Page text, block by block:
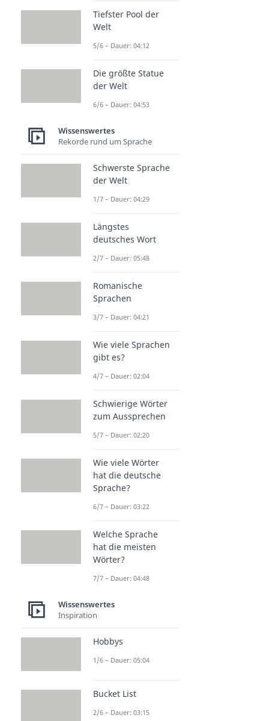
Waldbaden
Dauer: 03:06
Journaling
Tiefster Pool der
Welt
5/6 – Dauer: 04:12
Die größte Statue
der Welt
6/6 – Dauer: 04:53
Wissenswertes
Rekorde rund um Sprache
Schwerste Sprache
der Welt
1/7 – Dauer: 04:29
Längstes
deutsches Wort
2/7 – Dauer: 05:48
Romanische
Sprachen
3/7 – Dauer: 04:21
Wie viele Sprachen
gibt es?
4/7 – Dauer: 02:04
Schwierige Wörter
zum Aussprechen
5/7 – Dauer: 02:20
Wie viele Wörter
hat die deutsche
Sprache?
6/7 – Dauer: 03:22
Welche Sprache
hat die meisten
Wörter?
7/7 – Dauer: 04:48
Wissenswertes
Inspiration
Hobbys
1/6 – Dauer: 05:04
Bucket List
2/6 – Dauer: 03:15